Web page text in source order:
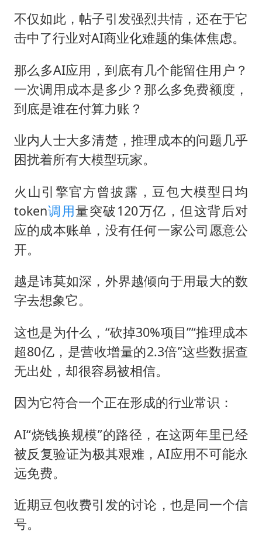
不仅如此，帖子引发强烈共情，还在于它
击中了行业对AI商业化难题的集体焦虑。
那么多AI应用，到底有几个能留住用户？
一次调用成本是多少？那么多免费额度，
到底是谁在付算力账？
业内人士大多清楚，推理成本的问题几乎
困扰着所有大模型玩家。
火山引擎官方曾披露，豆包大模型日均
token调用量突破120万亿，但这背后对
应的成本账单，没有任何一家公司愿意公
开。
越是讳莫如深，外界越倾向于用最大的数
字去想象它。
这也是为什么，“砍掉30%项目”“推理成本
超80亿，是营收增量的2.3倍”这些数据查
无出处，却很容易被相信。
因为它符合一个正在形成的行业常识：
AI“烧钱换规模”的路径，在这两年里已经
被反复验证为极其艰难，AI应用不可能永
远免费。
近期豆包收费引发的讨论，也是同一个信
号。